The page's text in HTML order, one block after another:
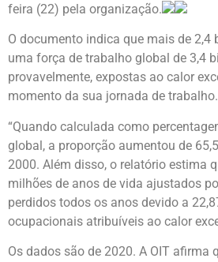
feira (22) pela organização.
O documento indica que mais de 2,4
uma força de trabalho global de 3,4
provavelmente, expostas ao calor
momento da sua jornada de trabalho.
“Quando calculada como
global, a proporção aumentou de
2000. Além disso, o relatório estima
milhões de anos de vida ajustados
perdidos todos os anos devido a
ocupacionais atribuíveis ao calor
Os dados são de 2020. A OIT afirma